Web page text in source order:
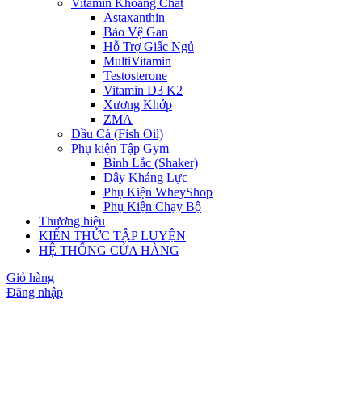
Vitamin Khoáng Chất
Astaxanthin
Bảo Vệ Gan
Hỗ Trợ Giấc Ngủ
MultiVitamin
Testosterone
Vitamin D3 K2
Xương Khớp
ZMA
Dầu Cá (Fish Oil)
Phụ kiện Tập Gym
Bình Lắc (Shaker)
Dây Kháng Lực
Phụ Kiện WheyShop
Phụ Kiện Chạy Bộ
Thương hiệu
KIẾN THỨC TẬP LUYỆN
HỆ THỐNG CỬA HÀNG
Giỏ hàng
Đăng nhập